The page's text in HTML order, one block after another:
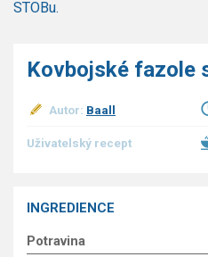
hovězí, telecí
vnitřnosti
Omáčky
Saláty
STOBu.
Kovbojské fazole
Autor: Baall
Uživatelský recept
INGREDIENCE
Potravina